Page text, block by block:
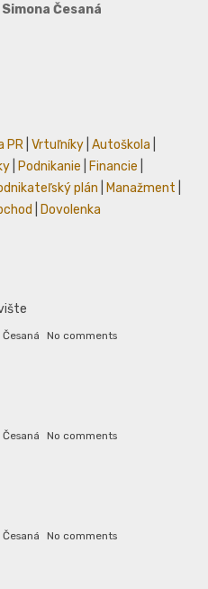
Simona Česaná
PR Vrtuľníky Autoškola
Podnikanie Financie
plán Manažment
Dovolenka
No comments
No comments
No comments